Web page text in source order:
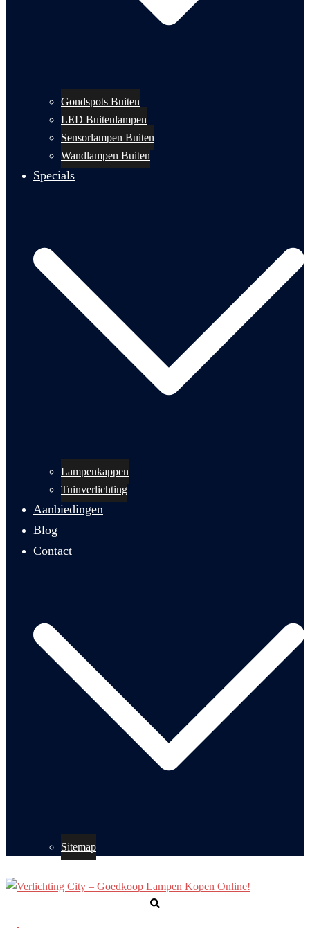
Gondspots Buiten
LED Buitenlampen
Sensorlampen Buiten
Wandlampen Buiten
Specials
Lampenkappen
Tuinverlichting
Aanbiedingen
Blog
Contact
Sitemap